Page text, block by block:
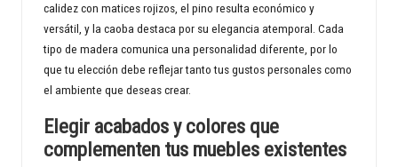
calidez con matices rojizos, el pino resulta económico y
versátil, y la caoba destaca por su elegancia atemporal. Cada
tipo de madera comunica una personalidad diferente, por lo
que tu elección debe reflejar tanto tus gustos personales como
el ambiente que deseas crear.
Elegir acabados y colores que
complementen tus muebles existentes